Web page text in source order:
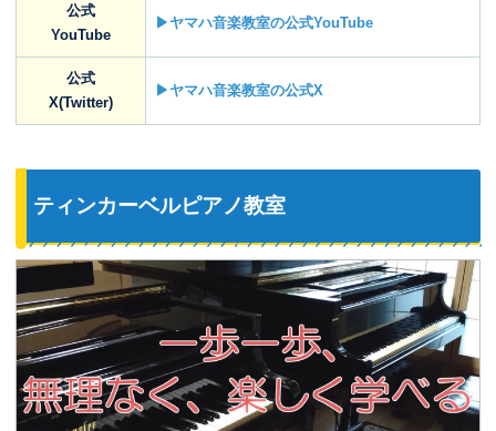
公式
YouTube
▶ヤマハ音楽教室の公式YouTube
公式
X(Twitter)
▶ヤマハ音楽教室の公式X
ティンカーベルピアノ教室